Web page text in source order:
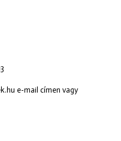
e-mail címen vagy